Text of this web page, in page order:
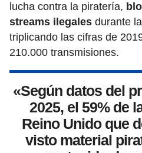
lucha contra la piratería,
streams ilegales durante
triplicando las cifras de
210.000 transmisiones.
«Según datos del
2025, el 59% de
Reino Unido que
visto material